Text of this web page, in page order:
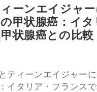
ーンエイジャ
甲状腺癌：イ
状腺癌との比較
ティーンエイジャー
イタリア・フランス